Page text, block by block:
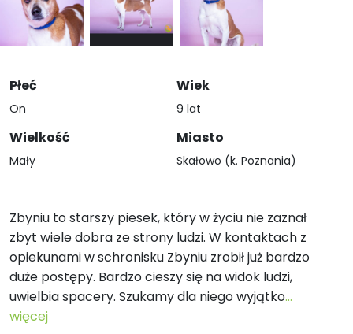
Płeć
On
Wielkość
Mały
Wiek
9 lat
Miasto
Skałowo (k. Poznania)
Zbyniu to starszy piesek, który w życiu nie zaznał
zbyt wiele dobra ze strony ludzi. W kontaktach z
opiekunami w schronisku Zbyniu zrobił już bardzo
duże postępy. Bardzo cieszy się na widok ludzi,
uwielbia spacery. Szukamy dla niego wyjątko...
więcej